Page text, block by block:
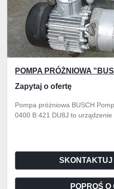
POMPA PRÓŻNIOWA
Zapytaj o ofertę
Pompa próżniowa BUSCH
0400 B 421 DU8J to urządzenie
SKONTAKTUJ
POPROŚ O